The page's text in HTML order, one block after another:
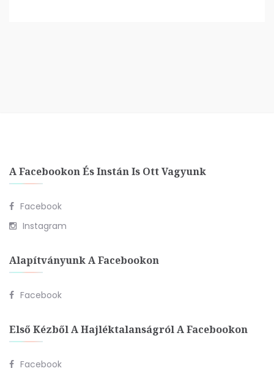
A Facebookon És Instán Is Ott Vagyunk
Facebook
Instagram
Alapítványunk A Facebookon
Facebook
Első Kézből A Hajléktalanságról A Facebookon
Facebook